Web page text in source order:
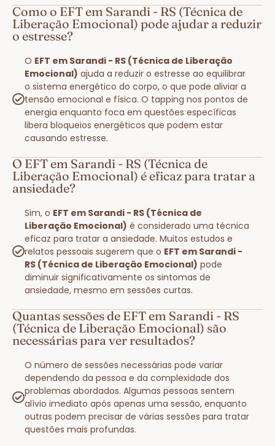
Como o EFT em Sarandi - RS (Técnica de
Liberação Emocional) pode ajudar a reduzir
o estresse?
O EFT em Sarandi - RS (Técnica de Liberação
Emocional) ajuda a reduzir o estresse ao equilibrar
o sistema energético do corpo, o que pode aliviar a
tensão emocional e física. O tapping nos pontos de
energia enquanto foca em questões específicas
libera bloqueios energéticos que podem estar
causando estresse.
O EFT em Sarandi - RS (Técnica de
Liberação Emocional) é eficaz para tratar a
ansiedade?
Sim, o EFT em Sarandi - RS (Técnica de
Liberação Emocional) é considerado uma técnica
eficaz para tratar a ansiedade. Muitos estudos e
relatos pessoais sugerem que o EFT em Sarandi -
RS (Técnica de Liberação Emocional) pode
diminuir significativamente os sintomas de
ansiedade, mesmo em sessões curtas.
Quantas sessões de EFT em Sarandi - RS
(Técnica de Liberação Emocional) são
necessárias para ver resultados?
O número de sessões necessárias pode variar
dependendo da pessoa e da complexidade dos
problemas abordados. Algumas pessoas sentem
alívio imediato após apenas uma sessão, enquanto
outras podem precisar de várias sessões para tratar
questões mais profundas.